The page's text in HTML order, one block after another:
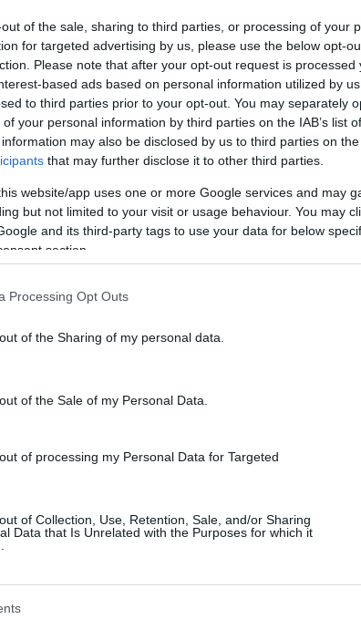
of the sale, sharing to third parties, or processing of your
for targeted advertising by us, please use the below opt-
Please note that after your opt-out request is processed
based ads based on personal information utilized by
to third parties prior to your opt-out. You may separately
your personal information by third parties on the IAB’s list
may also be disclosed by us to third parties on the
that may further disclose it to other third parties.
website/app uses one or more Google services and may
but not limited to your visit or usage behaviour. You may
and its third-party tags to use your data for below
section.
Processing Opt Outs
of the Sharing of my personal data.
of the Sale of my Personal Data.
of processing my Personal Data for Targeted
of Collection, Use, Retention, Sale, and/or Sharing
Data that Is Unrelated with the Purposes for which it